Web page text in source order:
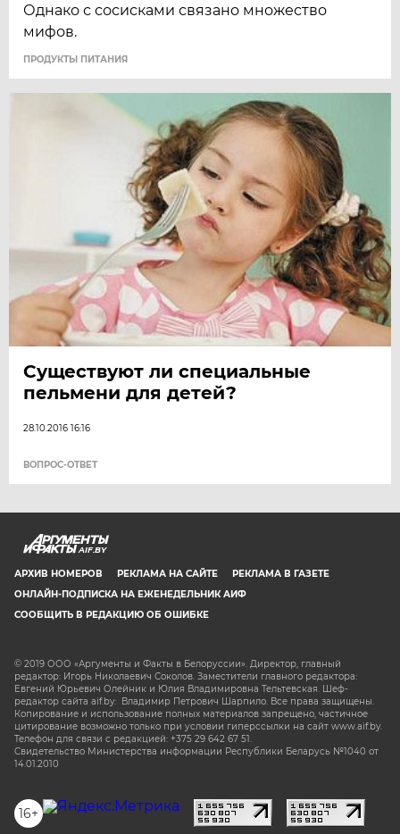
Однако с сосисками связано множество
мифов.
ПРОДУКТЫ ПИТАНИЯ
Существуют ли специальные
пельмени для детей?
28.10.2016 16:16
ВОПРОС-ОТВЕТ
AIF.BY
АРХИВ НОМЕРОВ РЕКЛАМА НА САЙТЕ
РЕКЛАМА В ГАЗЕТЕ
ОНЛАЙН-ПОДПИСКА НА ЕЖЕНЕДЕЛЬНИК АИФ
СООБЩИТЬ В РЕДАКЦИЮ ОБ ОШИБКЕ
© 2019 ООО «Аргументы и Факты в Белоруссии». Директор, главный
редактор: Игорь Николаевич Соколов. Заместители главного редактора:
Евгений Юрьевич Олейник и Юлия Владимировна Тельтевская. Шеф-
редактор сайта aif.by: Владимир Петрович Шарпило. Все права защищены.
Копирование и использование полных материалов запрещено, частичное
цитирование возможно только при условии гиперссылки на сайт www.aif.by.
Телефон для связи с редакцией: +375 29 642 67 51.
Свидетельство Министерства информации Республики Беларусь №1040 от
14.01.2010
16+